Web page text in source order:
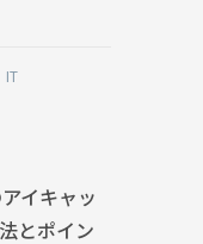
IT
イキャッ
とポイン